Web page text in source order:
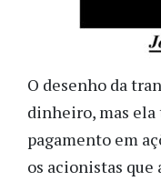
O desenho da
dinheiro, mas
pagamento em
os acionistas que